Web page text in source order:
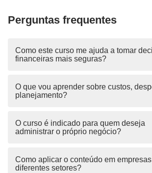
Perguntas frequentes
Como este curso me ajuda a tomar
financeiras mais seguras?
O que vou aprender sobre custos,
planejamento?
O curso é indicado para quem deseja
administrar o próprio negócio?
Como aplicar o conteúdo em
diferentes setores?